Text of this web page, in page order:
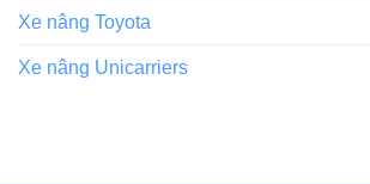
Xe nâng Toyota
Xe nâng Unicarriers